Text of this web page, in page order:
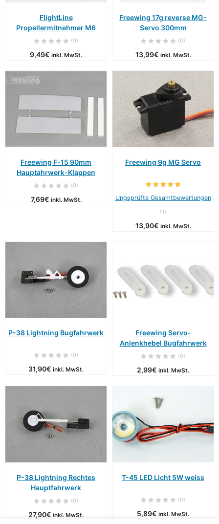
FlightLine
Propellermitnehmer M6
(0)
9,49€ inkl. MwSt.
Freewing 17g reverse MG-
Servo 300mm
(0)
13,99€ inkl. MwSt.
Freewing F-15 90mm
Hauptahrwerk-Klappen
(0)
7,69€ inkl. MwSt.
Freewing 9g MG Servo
Ungeprüfte Gesamtbewertungen
(1)
13,90€ inkl. MwSt.
P-38 Lightning Bugfahrwerk
(0)
31,90€ inkl. MwSt.
Freewing Servo-
Anlenkhebel Bugfahrwerk
(0)
2,99€ inkl. MwSt.
P-38 Lightning Rechtes
Hauptfahrwerk
(0)
27,90€ inkl. MwSt.
T-45 LED Licht 5W weiss
(0)
5,89€ inkl. MwSt.